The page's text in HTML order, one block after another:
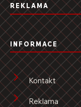
REKLAMA
INFORMACE
Kontakt
Reklama